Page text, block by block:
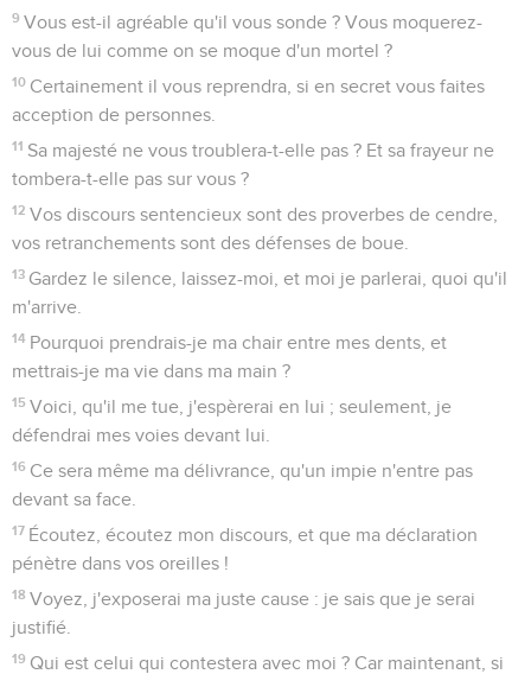
9 Vous est-il agréable qu'il vous sonde ? Vous moquerez-
vous de lui comme on se moque d'un mortel ?
10 Certainement il vous reprendra, si en secret vous faites
acception de personnes.
11 Sa majesté ne vous troublera-t-elle pas ? Et sa frayeur ne
tombera-t-elle pas sur vous ?
12 Vos discours sentencieux sont des proverbes de cendre,
vos retranchements sont des défenses de boue.
13 Gardez le silence, laissez-moi, et moi je parlerai, quoi qu'il
m'arrive.
14 Pourquoi prendrais-je ma chair entre mes dents, et
mettrais-je ma vie dans ma main ?
15 Voici, qu'il me tue, j'espèrerai en lui ; seulement, je
défendrai mes voies devant lui.
16 Ce sera même ma délivrance, qu'un impie n'entre pas
devant sa face.
17 Écoutez, écoutez mon discours, et que ma déclaration
pénètre dans vos oreilles !
18 Voyez, j'exposerai ma juste cause : je sais que je serai
justifié.
19 Qui est celui qui contestera avec moi ? Car maintenant, si